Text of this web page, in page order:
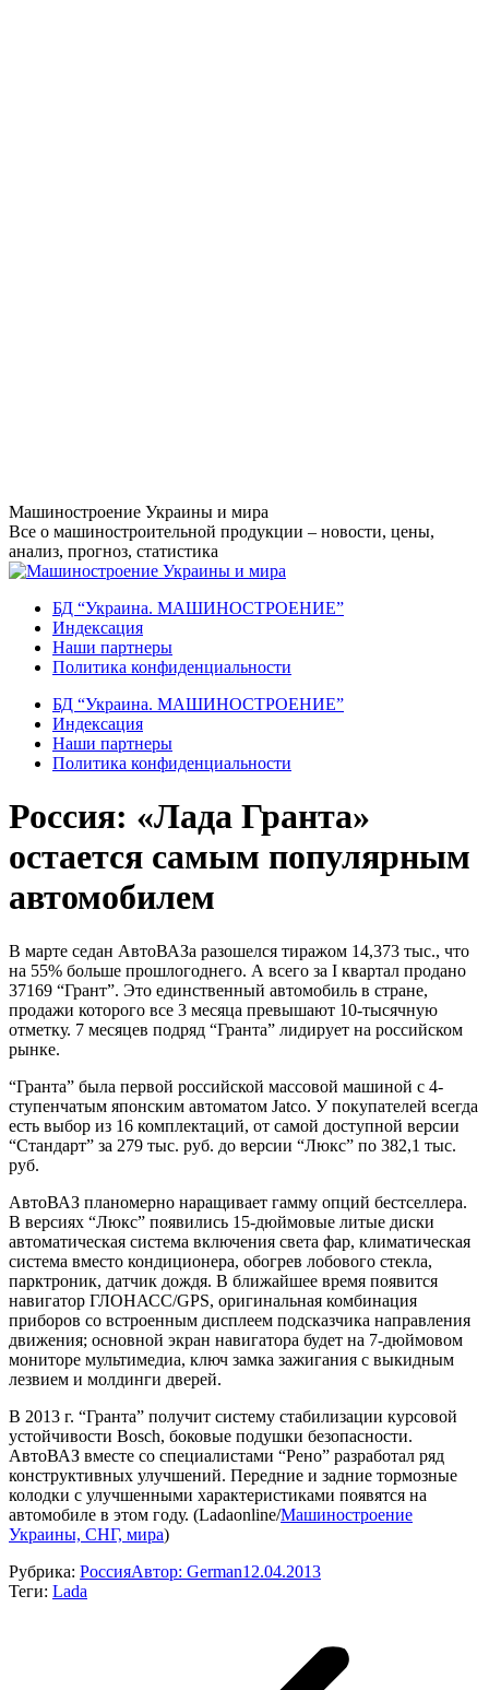
Перейти
к
содержанию
Машиностроение Украины и мира
Все о машиностроительной продукции – новости, цены,
анализ, прогноз, статистика
БД “Украина. МАШИНОСТРОЕНИЕ”
Индекcация
Наши партнеры
Политика конфиденциальности
БД “Украина. МАШИНОСТРОЕНИЕ”
Индекcация
Наши партнеры
Политика конфиденциальности
Россия: «Лада Гранта»
остается самым популярным
автомобилем
В марте седан АвтоВАЗа разошелся тиражом 14,373 тыс., что
на 55% больше прошлогоднего. А всего за I квартал продано
37169 “Грант”. Это единственный автомобиль в стране,
продажи которого все 3 месяца превышают 10-тысячную
отметку. 7 месяцев подряд “Гранта” лидирует на российском
рынке.
“Гранта” была первой российской массовой машиной с 4-
ступенчатым японским автоматом Jatco. У покупателей всегда
есть выбор из 16 комплектаций, от самой доступной версии
“Стандарт” за 279 тыс. руб. до версии “Люкс” по 382,1 тыс.
руб.
АвтоВАЗ планомерно наращивает гамму опций бестселлера.
В версиях “Люкс” появились 15-дюймовые литые диски
автоматическая система включения света фар, климатическая
система вместо кондиционера, обогрев лобового стекла,
парктроник, датчик дождя. В ближайшее время появится
навигатор ГЛОНАСС/GPS, оригинальная комбинация
приборов со встроенным дисплеем подсказчика направления
движения; основной экран навигатора будет на 7-дюймовом
мониторе мультимедиа, ключ замка зажигания с выкидным
лезвием и молдинги дверей.
В 2013 г. “Гранта” получит систему стабилизации курсовой
устойчивости Bosch, боковые подушки безопасности.
АвтоВАЗ вместе со специалистами “Рено” разработал ряд
конструктивных улучшений. Передние и задние тормозные
колодки с улучшенными характеристиками появятся на
автомобиле в этом году. (Ladaonline/Машиностроение
Украины, СНГ, мира)
Рубрика: РоссияАвтор: German12.04.2013
Теги: Lada